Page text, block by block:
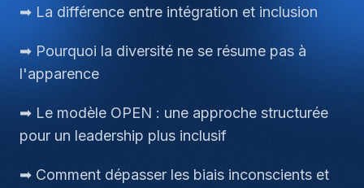
➡ La différence entre intégration et inclusion
➡ Pourquoi la diversité ne se résume pas à
l'apparence
➡ Le modèle OPEN : une approche structurée
pour un leadership plus inclusif
➡ Comment dépasser les biais inconscients et